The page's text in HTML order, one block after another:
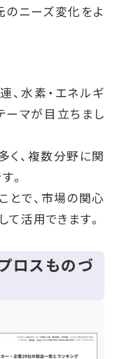
のニーズ変化をよ
、水素・エネルギ
ーマが目立ちまし
く、複数分野に関
。
とで、市場の関心
て活用できます。
ロスものづ